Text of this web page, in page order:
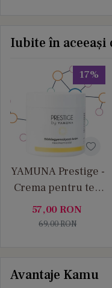
Iubite în aceeași
17%
YAMUNA Prestige -
Crema pentru ten
acneic cu
Niacinamida
57,00 RON
69,00RON
Avantaje Kamu